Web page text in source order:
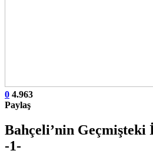
0 4.963
Paylaş
Bahçeli’nin
-1-